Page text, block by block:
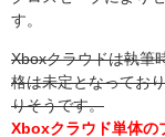
す。
Xboxクラウドは執筆
格は未定となってお
りそうです。
Xboxクラウド単体の